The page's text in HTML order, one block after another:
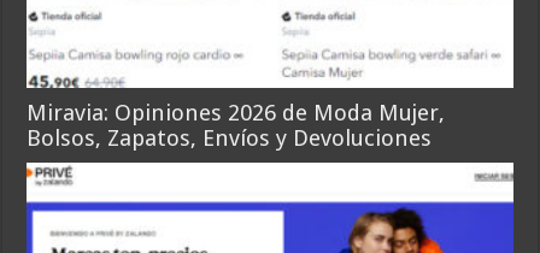
Miravia: Opiniones 2026 de Moda Mujer,
Bolsos, Zapatos, Envíos y Devoluciones